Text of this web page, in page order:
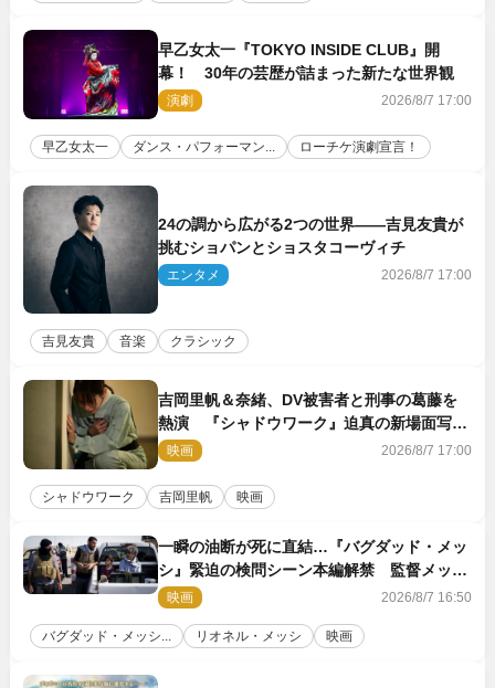
早乙女太一『TOKYO INSIDE CLUB』開
幕！ 30年の芸歴が詰まった新たな世界観
演劇 2026/8/7 17:00
早乙女太一 ダンス・パフォーマン... ローチケ演劇宣言！
24の調から広がる2つの世界――吉見友貴が
挑むショパンとショスタコーヴィチ
エンタメ 2026/8/7 17:00
吉見友貴 音楽 クラシック
吉岡里帆＆奈緒、DV被害者と刑事の葛藤を
熱演 『シャドウワーク』迫真の新場面写真
公開
映画 2026/8/7 17:00
シャドウワーク 吉岡里帆 映画
一瞬の油断が死に直結…『バグダッド・メッ
シ』緊迫の検問シーン本編解禁 監督メッセ
ージも到着
映画 2026/8/7 16:50
バグダッド・メッシ... リオネル・メッシ 映画